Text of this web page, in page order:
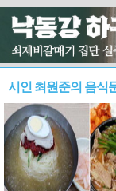
시인 최원준의 음식